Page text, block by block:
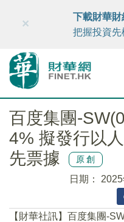
財華智庫網 FINTV
×
下載財華
把握投資先
百度集團-
4% 擬發行以
先票據
原創
日期：
【財華社訊】百度集團-